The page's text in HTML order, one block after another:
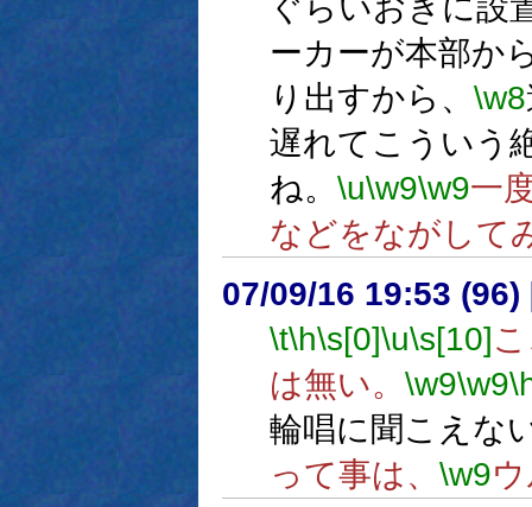
ぐらいおきに設
ーカーが本部か
り出すから、 \w8
遅れてこういう
ね。 \u\w9\w9一
などをながして
07/09/16 19:53 (96)
\t\h\s[0]\u\s[10]
は無い。 \w9\w9
輪唱に聞こえな
って事は、 \w9